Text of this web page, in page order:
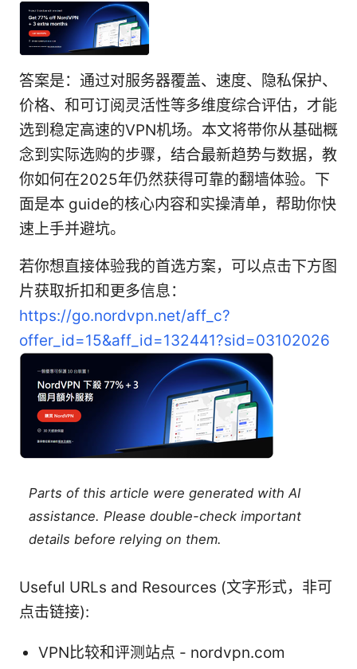
答案是：通过对服务器覆盖、速度、隐私保护、
价格、和可订阅灵活性等多维度综合评估，才能
选到稳定高速的VPN机场。本文将带你从基础概
念到实际选购的步骤，结合最新趋势与数据，教
你如何在2025年仍然获得可靠的翻墙体验。下
面是本 guide的核心内容和实操清单，帮助你快
速上手并避坑。
若你想直接体验我的首选方案，可以点击下方图
片获取折扣和更多信息：
https://go.nordvpn.net/aff_c?
offer_id=15&aff_id=132441?sid=03102026
Parts of this article were generated with AI
assistance. Please double-check important
details before relying on them.
Useful URLs and Resources (文字形式，非可
点击链接):
VPN比较和评测站点 - nordvpn.com